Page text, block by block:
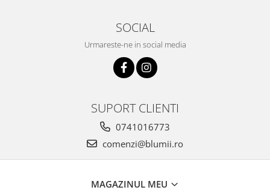
SOCIAL
Urmareste-ne in social media
SUPORT CLIENTI
0741016773
comenzi@blumii.ro
MAGAZINUL MEU